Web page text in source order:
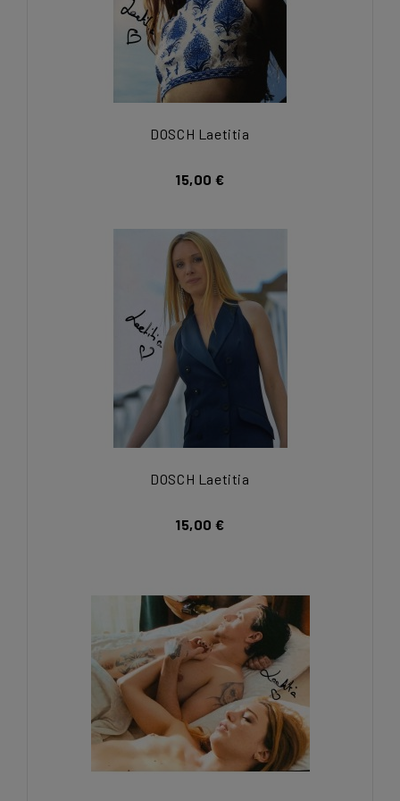
DOSCH Laetitia
15,00 €
DOSCH Laetitia
15,00 €